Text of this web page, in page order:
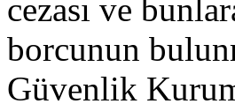
cezası ve
borcunun
Güvenlik